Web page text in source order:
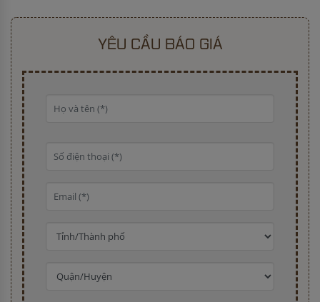
YÊU CẦU BÁO GIÁ